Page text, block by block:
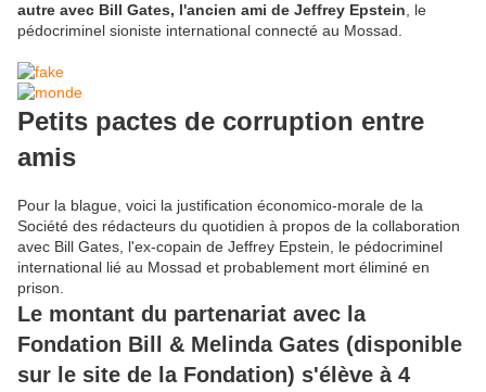
autre avec Bill Gates, l'ancien ami de Jeffrey Epstein , le
pédocriminel sioniste international connecté au Mossad.
Petits pactes de corruption entre
amis
Pour la blague, voici la justification économico-morale de la
Société des rédacteurs du quotidien à propos de la collaboration
avec Bill Gates, l'ex-copain de Jeffrey Epstein, le pédocriminel
international lié au Mossad et probablement mort éliminé en
prison.
Le montant du partenariat avec la
Fondation Bill & Melinda Gates (disponible
sur le site de la Fondation) s'élève à 4